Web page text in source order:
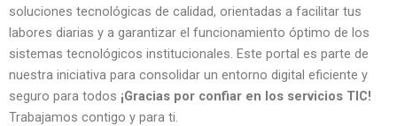
soluciones tecnológicas de calidad, orientadas a facilitar tus
labores diarias y a garantizar el funcionamiento óptimo de los
sistemas tecnológicos institucionales. Este portal es parte de
nuestra iniciativa para consolidar un entorno digital eficiente y
seguro para todos ¡Gracias por confiar en los servicios TIC!
Trabajamos contigo y para ti.